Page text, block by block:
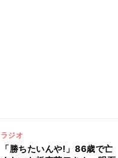
ラジオ
「勝ちたいんや!」86歳で亡